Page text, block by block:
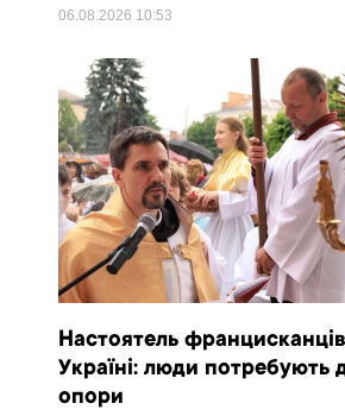
06.08.2026 10:53
Настоятель
Україні: люди потребують
опори